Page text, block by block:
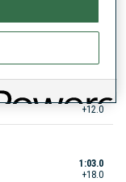
56.0
57.0
+12.0
1:03.0
+18.0